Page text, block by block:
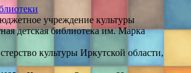
учреждение культуры
детская библиотека им. Марка
культуры Иркутской области,